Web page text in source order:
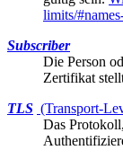
limits/
Subscriber
Die Person
Zertifikat
TLS (Transport-
Das